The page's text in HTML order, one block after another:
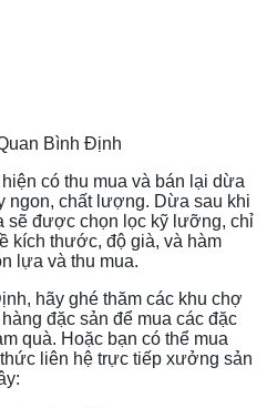
Bình Định
có thu mua và bán lại dừa
ngon, chất lượng. Dừa sau khi
sẽ được chọn lọc kỹ lưỡng, chỉ
kích thước, độ già, và hàm
lựa và thu mua.
hãy ghé thăm các khu chợ
đặc sản để mua các đặc
quà. Hoặc bạn có thể mua
liên hệ trực tiếp xưởng sản